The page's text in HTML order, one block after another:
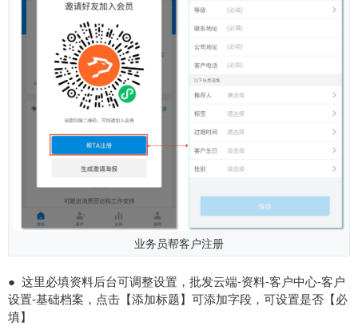
业务员帮客户注册
● 这里必填资料后台可调整设置，批发云端-资料-客户中心-客户
设置-基础档案，点击【添加标题】可添加字段，可设置是否【必
填】